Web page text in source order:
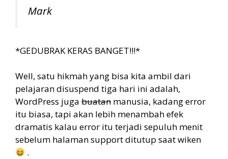
Mark
*GEDUBRAK KERAS BANGET!!!*
Well, satu hikmah yang bisa kita ambil dari
pelajaran disuspend tiga hari ini adalah,
WordPress juga buatan manusia, kadang error
itu biasa, tapi akan lebih menambah efek
dramatis kalau error itu terjadi sepuluh menit
sebelum halaman support ditutup saat wiken
.